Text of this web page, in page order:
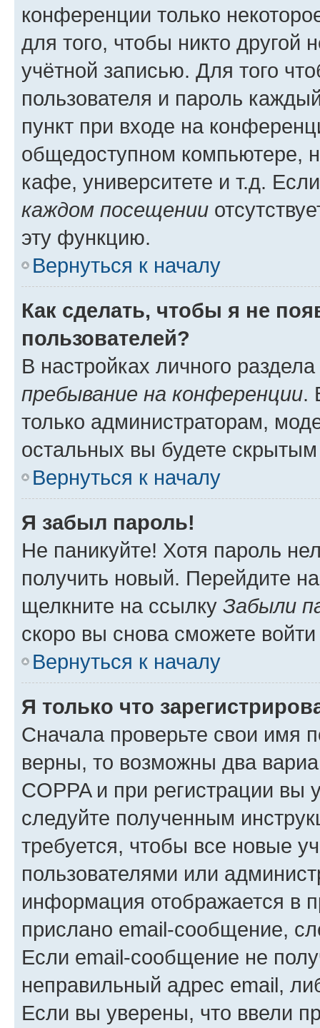
конференции только
для того, чтобы никто другой
учётной записью. Для того
пользователя и пароль
пункт при входе на
общедоступном компьютере,
кафе, университете и т.д.
каждом посещении
эту функцию.
Вернуться к началу
Как сделать, чтобы я не
пользователей?
В настройках личного
пребывание на конференции.
только администраторам,
остальных вы будете
Вернуться к началу
Я забыл пароль!
Не паникуйте! Хотя пароль
получить новый. Перейдите
щелкните на ссылку Забыли
скоро вы снова сможете
Вернуться к началу
Я только что
Сначала проверьте свои имя
верны, то возможны два
COPPA и при регистрации вы
следуйте полученным
требуется, чтобы все новые
пользователями или
информация отображается в
прислано email-сообщение,
Если email-сообщение не
неправильный адрес email,
Если вы уверены, что ввели